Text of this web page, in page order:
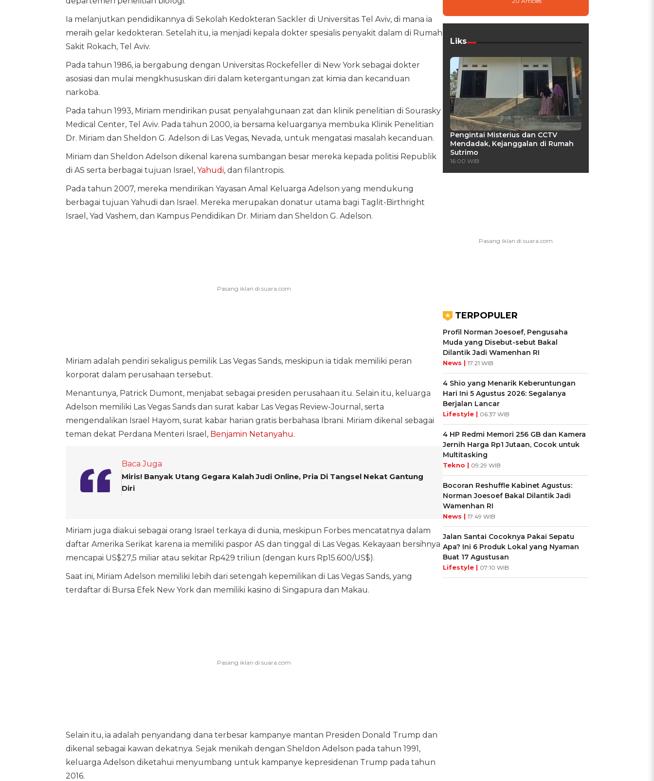
Ia melanjutkan pendidikannya di Sekolah Kedokteran Sackler di Universitas Tel Aviv, di mana ia
meraih gelar kedokteran. Setelah itu, ia menjadi kepala dokter spesialis penyakit dalam di Rumah
Sakit Rokach, Tel Aviv.
Pada tahun 1986, ia bergabung dengan Universitas Rockefeller di New York sebagai dokter
asosiasi dan mulai mengkhususkan diri dalam ketergantungan zat kimia dan kecanduan
narkoba.
Pada tahun 1993, Miriam mendirikan pusat penyalahgunaan zat dan klinik penelitian di Sourasky
Medical Center, Tel Aviv. Pada tahun 2000, ia bersama keluarganya membuka Klinik Penelitian
Dr. Miriam dan Sheldon G. Adelson di Las Vegas, Nevada, untuk mengatasi masalah kecanduan.
Miriam dan Sheldon Adelson dikenal karena sumbangan besar mereka kepada politisi Republik
di AS serta berbagai tujuan Israel, Yahudi, dan filantropis.
Pada tahun 2007, mereka mendirikan Yayasan Amal Keluarga Adelson yang mendukung
berbagai tujuan Yahudi dan Israel. Mereka merupakan donatur utama bagi Taglit-Birthright
Israel, Yad Vashem, dan Kampus Pendidikan Dr. Miriam dan Sheldon G. Adelson.
Miriam adalah pendiri sekaligus pemilik Las Vegas Sands, meskipun ia tidak memiliki peran
korporat dalam perusahaan tersebut.
Menantunya, Patrick Dumont, menjabat sebagai presiden perusahaan itu. Selain itu, keluarga
Adelson memiliki Las Vegas Sands dan surat kabar Las Vegas Review-Journal, serta
mengendalikan Israel Hayom, surat kabar harian gratis berbahasa Ibrani. Miriam dikenal sebagai
teman dekat Perdana Menteri Israel, Benjamin Netanyahu.
Baca Juga
Miris! Banyak Utang Gegara Kalah Judi Online, Pria Di Tangsel Nekat Gantung
Diri
Miriam juga diakui sebagai orang Israel terkaya di dunia, meskipun Forbes mencatatnya dalam
daftar Amerika Serikat karena ia memiliki paspor AS dan tinggal di Las Vegas. Kekayaan bersihnya
mencapai US$27,5 miliar atau sekitar Rp429 triliun (dengan kurs Rp15.600/US$).
Saat ini, Miriam Adelson memiliki lebih dari setengah kepemilikan di Las Vegas Sands, yang
terdaftar di Bursa Efek New York dan memiliki kasino di Singapura dan Makau.
Selain itu, ia adalah penyandang dana terbesar kampanye mantan Presiden Donald Trump dan
dikenal sebagai kawan dekatnya. Sejak menikah dengan Sheldon Adelson pada tahun 1991,
keluarga Adelson diketahui menyumbang untuk kampanye kepresidenan Trump pada tahun
2016.
Liks
Pengintai Misterius dan CCTV
Mendadak, Kejanggalan di Rumah
Sutrimo
16:00 WIB
TERPOPULER
Profil Norman Joesoef, Pengusaha
Muda yang Disebut-sebut Bakal
Dilantik Jadi Wamenhan RI
News | 17:21 WIB
4 Shio yang Menarik Keberuntungan
Hari Ini 5 Agustus 2026: Segalanya
Berjalan Lancar
Lifestyle | 06:37 WIB
4 HP Redmi Memori 256 GB dan Kamera
Jernih Harga Rp1 Jutaan, Cocok untuk
Multitasking
Tekno | 09:29 WIB
Bocoran Reshuffle Kabinet Agustus:
Norman Joesoef Bakal Dilantik Jadi
Wamenhan RI
News | 17:49 WIB
Jalan Santai Cocoknya Pakai Sepatu
Apa? Ini 6 Produk Lokal yang Nyaman
Buat 17 Agustusan
Lifestyle | 07:10 WIB